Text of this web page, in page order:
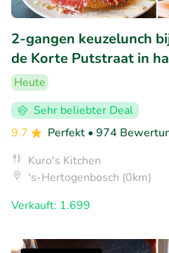
2-gangen keuzelunch
de Korte Putstraat in
Heute
Sehr beliebter Deal
9.7
Perfekt • 974
Kuro's Kitchen
's-Hertogenbosch (0km)
Verkauft: 1.699